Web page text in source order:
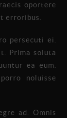
oportere
erroribus.
persecuti ei.
Prima soluta
ea eum.
noluisse
ad. Omnis